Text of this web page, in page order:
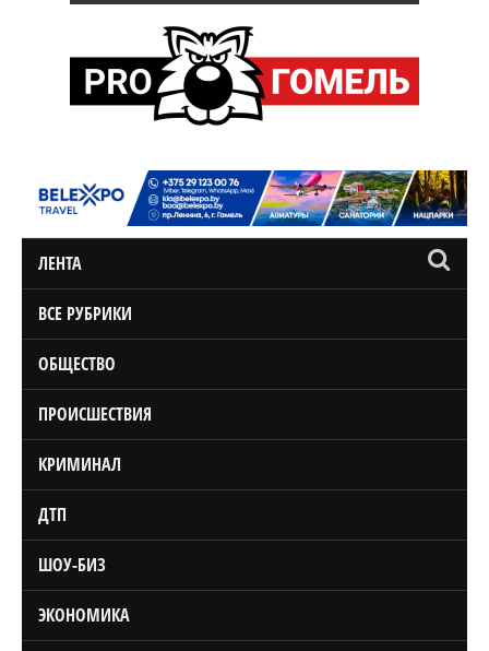
ЛЕНТА
ВСЕ РУБРИКИ
ОБЩЕСТВО
ПРОИСШЕСТВИЯ
КРИМИНАЛ
ДТП
ШОУ-БИЗ
ЭКОНОМИКА